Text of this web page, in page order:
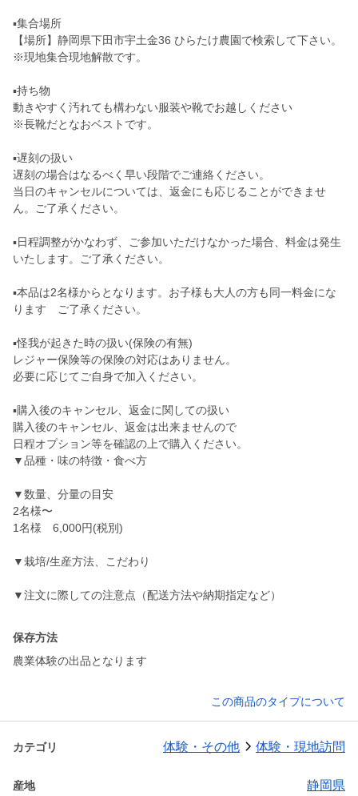
▪️集合場所
【場所】静岡県下田市宇土金36 ひらたけ農園で検索して下さい。
※現地集合現地解散です。
▪️持ち物
動きやすく汚れても構わない服装や靴でお越しください
※長靴だとなおベストです。
▪️遅刻の扱い
遅刻の場合はなるべく早い段階でご連絡ください。
当日のキャンセルについては、返金にも応じることができませ
ん。ご了承ください。
▪️日程調整がかなわず、ご参加いただけなかった場合、料金は発生
いたします。ご了承ください。
▪️本品は2名様からとなります。お子様も大人の方も同一料金にな
ります ご了承ください。
▪️怪我が起きた時の扱い(保険の有無)
レジャー保険等の保険の対応はありません。
必要に応じてご自身で加入ください。
▪️購入後のキャンセル、返金に関しての扱い
購入後のキャンセル、返金は出来ませんので
日程オプション等を確認の上で購入ください。
▼品種・味の特徴・食べ方
▼数量、分量の目安
2名様〜
1名様 6,000円(税別)
▼栽培/生産方法、こだわり
保存方法
農業体験の出品となります
この商品のタイプについて
カテゴリ 体験・その他 体験・現地訪問
産地 静岡県